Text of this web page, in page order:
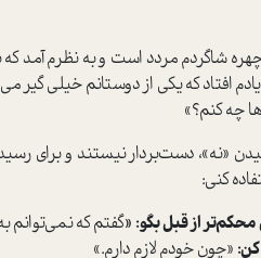
شاگردم مردد است و به نظرم آمد
افتاد که یکی از دوستانم خیلی
چه کنم؟»
«نه»، دست‌بردار نیستند و برای
کنی:
از قبل بگو: «گفتم که نمی‌توانم
کن: «چون خودم لازم دارم.»